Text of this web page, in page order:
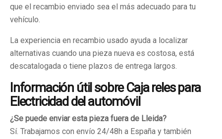
que el recambio enviado sea el más adecuado para tu
vehículo.
La experiencia en recambio usado ayuda a localizar
alternativas cuando una pieza nueva es costosa, está
descatalogada o tiene plazos de entrega largos.
Información útil sobre Caja reles para
Electricidad del automóvil
¿Se puede enviar esta pieza fuera de Lleida?
Sí. Trabajamos con envío 24/48h a España y también